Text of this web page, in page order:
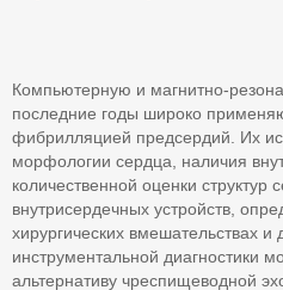
Компьютерную и магнитно-
последние годы широко
фибрилляцией предсердий. Их
морфологии сердца, наличия
количественной оценки структур
внутрисердечных устройств,
хирургических вмешательствах
инструментальной диагностики
альтернативу чреспищеводной